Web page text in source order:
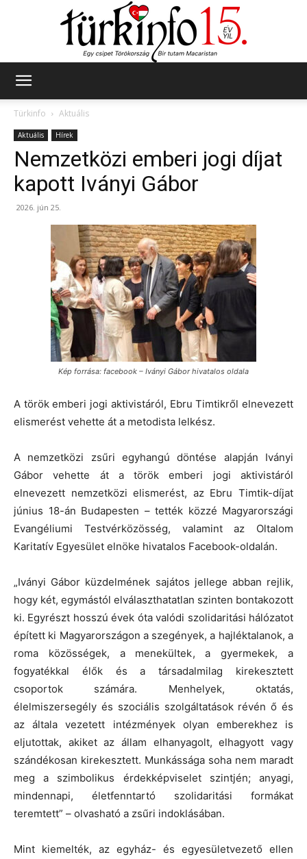
Türkinfo
Aktuális
Aktuális Hírek
Nemzetközi emberi jogi díjat
kapott Iványi Gábor
2026. jún 25.
Kép forrása: facebook – Iványi Gábor hivatalos oldala
A török emberi jogi aktivistáról, Ebru Timtikről elnevezett
elismerést vehette át a metodista lelkész.
A nemzetközi zsűri egyhangú döntése alapján Iványi
Gábor vehette át a török emberi jogi aktivistáról
elnevezett nemzetközi elismerést, az Ebru Timtik-díjat
június 18-án Budapesten – tették közzé Magyarországi
Evangéliumi Testvérközösség, valamint az Oltalom
Karitatív Egyesület elnöke hivatalos Facebook-oldalán.
„Iványi Gábor küzdelmének sajátos jellege abban rejlik,
hogy két, egymástól elválaszthatatlan szinten bontakozott
ki. Egyrészt hosszú évek óta valódi szolidaritási hálózatot
épített ki Magyarországon a szegények, a hajléktalanok, a
roma közösségek, a menekültek, a gyermekek, a
fogyatékkal élők és a társadalmilag kirekesztett
csoportok számára. Menhelyek, oktatás,
élelmiszersegély és szociális szolgáltatások révén ő és
az általa vezetett intézmények olyan emberekhez is
eljutottak, akiket az állam elhanyagolt, elhagyott vagy
szándékosan kirekesztett. Munkássága soha nem maradt
meg a szimbolikus érdekképviselet szintjén; anyagi,
mindennapi, életfenntartó szolidaritási formákat
teremtett” – olvasható a zsűri indoklásában.
Mint kiemelték, az egyház- és egyesületvezető ellen